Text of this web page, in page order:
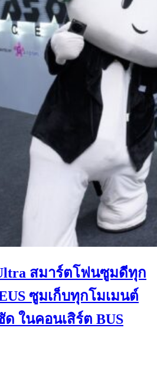
สมาร์ตโฟนซูมดีทุก
ซูมเก็บทุกโมเมนต์
ในคอนเสิร์ต BUS